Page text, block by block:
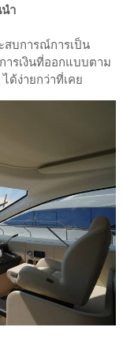
ำ
สบการณ์การเป็น
ารเงินที่ออกแบบตาม
ด้ง่ายกว่าที่เคย